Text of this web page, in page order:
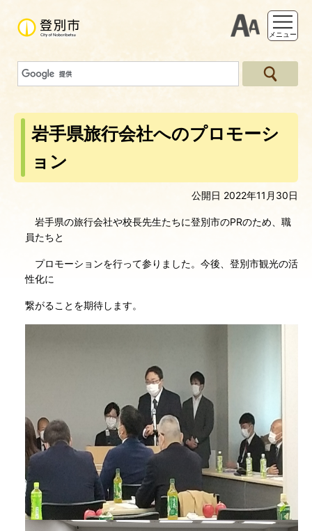
支援ツー
メニュー
岩手県旅行会社へのプロモーシ
ョン
公開日 2022年11月30日
岩手県の旅行会社や校長先生たちに登別市のPRのため、職
員たちと
プロモーションを行って参りました。今後、登別市観光の活
性化に
繋がることを期待します。